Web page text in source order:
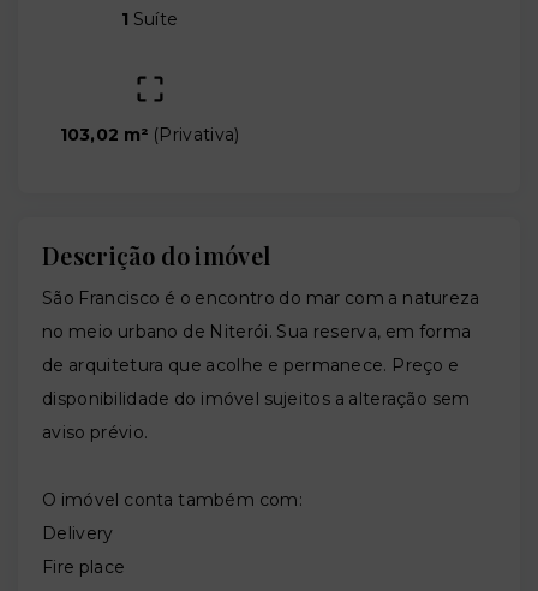
1 Suíte
103,02 m² ( Privativa)
Descrição do imóvel
São Francisco é o encontro do mar com a natureza
no meio urbano de Niterói. Sua reserva, em forma
de arquitetura que acolhe e permanece. Preço e
disponibilidade do imóvel sujeitos a alteração sem
aviso prévio.
O imóvel conta também com:
Delivery
Fire place